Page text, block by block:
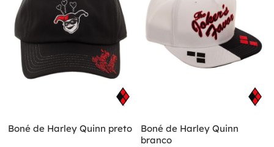
Boné de Harley Quinn preto
Boné de Harley Quinn
branco